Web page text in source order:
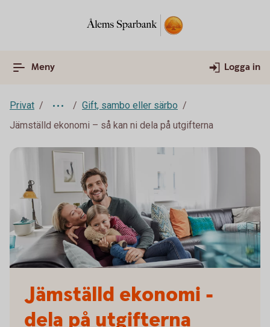
Meny Logga in
Privat
Gift, sambo eller särbo
Jämställd ekonomi – så kan ni dela på utgifterna
Jämställd ekonomi -
dela på utgifterna